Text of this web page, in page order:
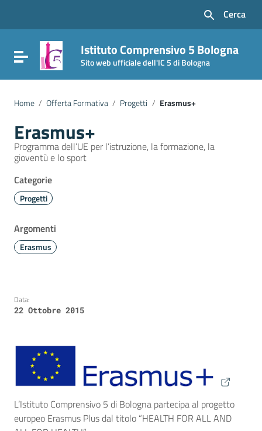
Vai al footer
Cerca
Attiva / disattiva la navigazione
Istituto Comprensivo 5 Bologna
Sito web ufficiale dell'IC 5 di Bologna
Home / Offerta Formativa / Progetti / Erasmus+
Erasmus+
Programma dell’UE per l’istruzione, la formazione, la
gioventù e lo sport
Categorie
Progetti
Argomenti
Erasmus
Data:
22 Ottobre 2015
L’Istituto Comprensivo 5 di Bologna partecipa al progetto
europeo Erasmus Plus dal titolo “HEALTH FOR ALL AND